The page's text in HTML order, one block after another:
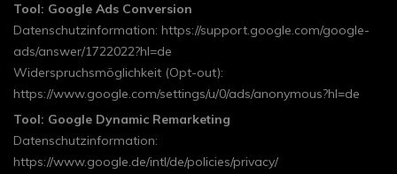
Tool: Google Ads Conversion
Datenschutzinformation: https://support.google.com/google-
ads/answer/1722022?hl=de
Widerspruchsmöglichkeit (Opt-out):
https://www.google.com/settings/u/0/ads/anonymous?hl=de
Tool: Google Dynamic Remarketing
Datenschutzinformation:
https://www.google.de/intl/de/policies/privacy/